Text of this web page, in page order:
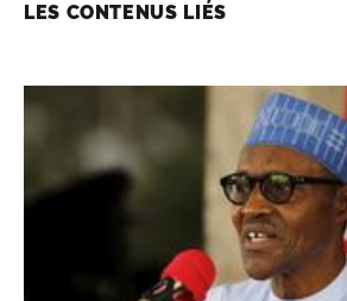
LES CONTENUS LIÉS